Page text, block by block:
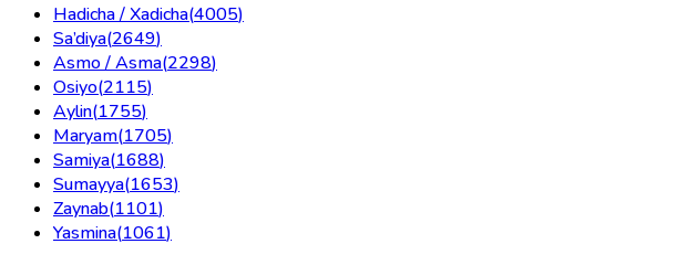
Hadicha / Xadicha(4005)
Sa’diya(2649)
Asmo / Asma(2298)
Osiyo(2115)
Aylin(1755)
Maryam(1705)
Samiya(1688)
Sumayya(1653)
Zaynab(1101)
Yasmina(1061)